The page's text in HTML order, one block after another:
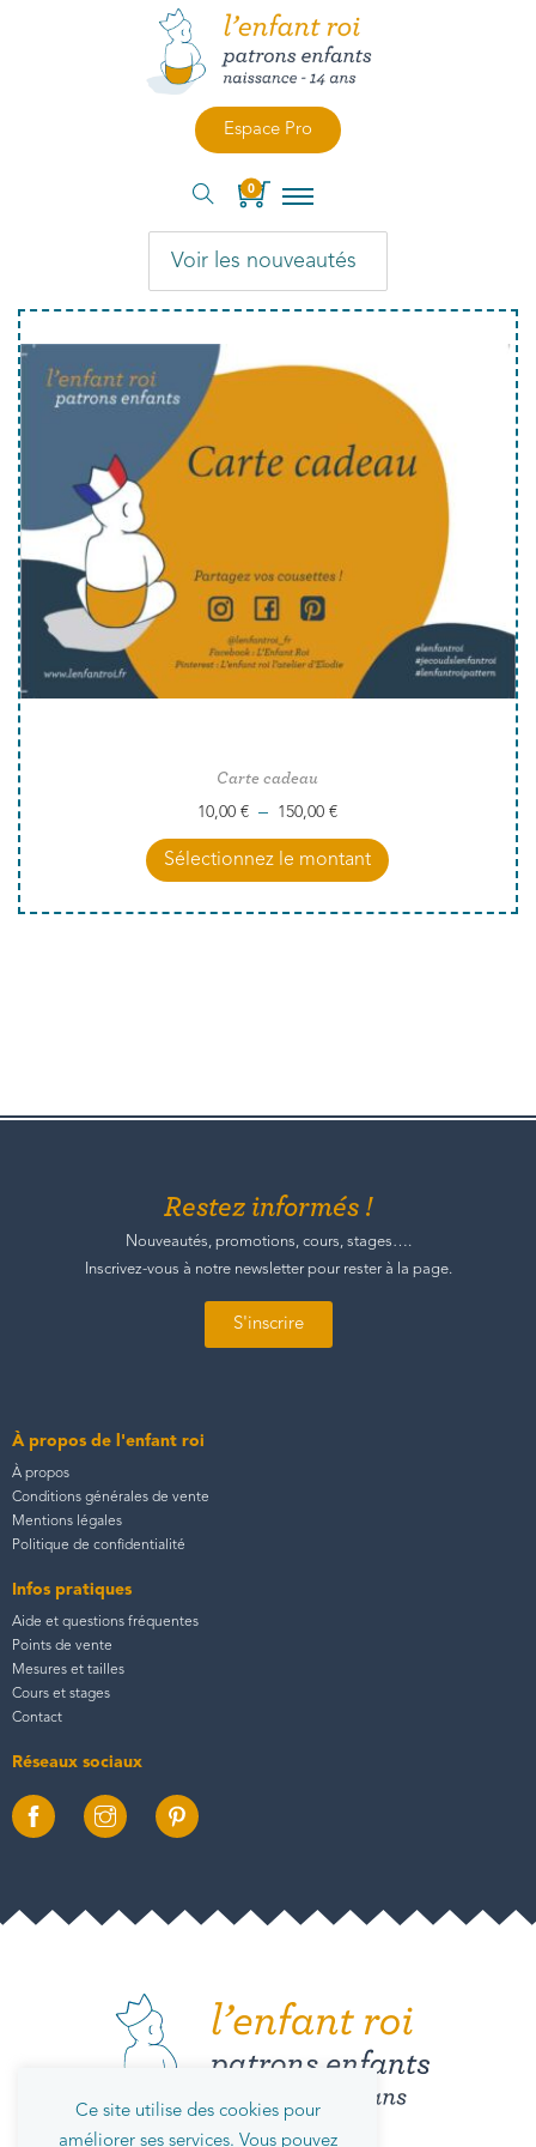
Espace Pro
0
Carte cadeau
10,00€ – 150,00€
Sélectionnez le montant
Restez informés !
Nouveautés, promotions, cours, stages….
Inscrivez-vous à notre newsletter pour rester à la page.
S'inscrire
À propos de l'enfant roi
À propos
Conditions générales de vente
Mentions légales
Politique de confidentialité
Infos pratiques
Aide et questions fréquentes
Points de vente
Mesures et tailles
Cours et stages
Contact
Réseaux sociaux
Ce site utilise des cookies pour
améliorer ses services. Vous pouvez